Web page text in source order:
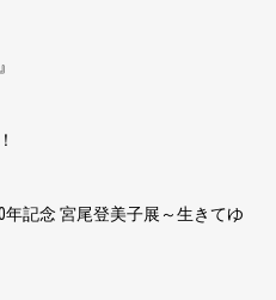
記念 宮尾登美子展～生きてゆ